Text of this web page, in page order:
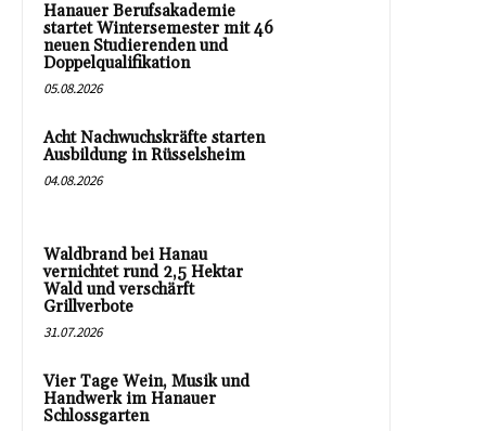
Hanauer Berufsakademie
startet Wintersemester mit 46
neuen Studierenden und
Doppelqualifikation
05.08.2026
Acht Nachwuchskräfte starten
Ausbildung in Rüsselsheim
04.08.2026
Waldbrand bei Hanau
vernichtet rund 2,5 Hektar
Wald und verschärft
Grillverbote
31.07.2026
Vier Tage Wein, Musik und
Handwerk im Hanauer
Schlossgarten